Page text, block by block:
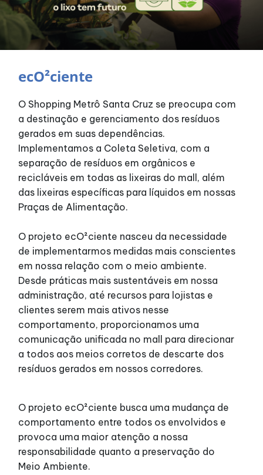
Horários
Teatro
Fique por dentro
Eventos
Lojas e Restaurantes
Lojas
Alimentação
Programa de benefícios
ecO²ciente
O Shopping Metrô Santa Cruz se preocupa com
a destinação e gerenciamento dos resíduos
gerados em suas dependências.
Implementamos a Coleta Seletiva, com a
separação de resíduos em orgânicos e
recicláveis em todas as lixeiras do mall, além
das lixeiras específicas para líquidos em nossas
Praças de Alimentação.
O projeto ecO²ciente nasceu da necessidade
de implementarmos medidas mais conscientes
em nossa relação com o meio ambiente.
Desde práticas mais sustentáveis em nossa
administração, até recursos para lojistas e
clientes serem mais ativos nesse
comportamento, proporcionamos uma
comunicação unificada no mall para direcionar
a todos aos meios corretos de descarte dos
resíduos gerados em nossos corredores.
O projeto ecO²ciente busca uma mudança de
comportamento entre todos os envolvidos e
provoca uma maior atenção a nossa
responsabilidade quanto a preservação do
Meio Ambiente.